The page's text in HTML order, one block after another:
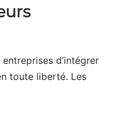
d’intégrer
toute liberté. Les